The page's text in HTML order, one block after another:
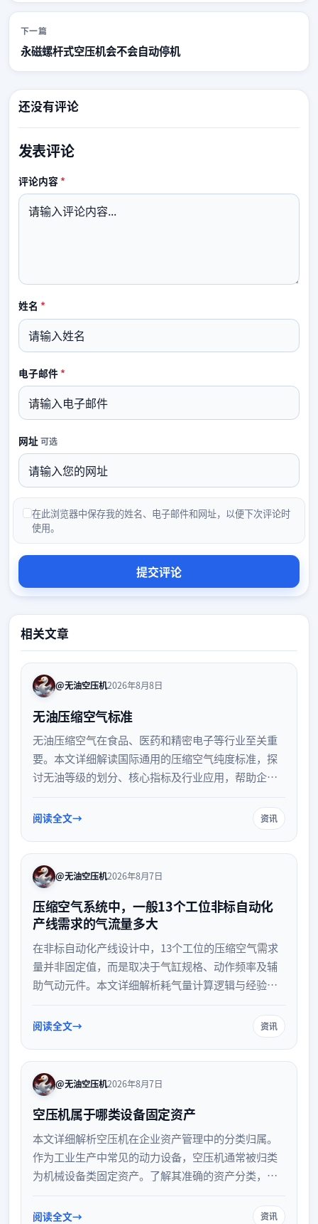
下一篇
永磁螺杆式空压机会不会自动停机
还没有评论
发表评论
评论内容*必填
姓名 *必填
电子邮件*必填
网址 可选
在此浏览器中保存我的姓名、电子邮件和网址，以便下次评论时
使用。
相关文章
@无油空压机2026年8月8日
无油压缩空气标准
无油压缩空气在食品、医药和精密电子等行业至关重
要。本文详细解读国际通用的压缩空气纯度标准，探
讨无油等级的划分、核心指标及行业应用，帮助企业
阅读全文 资讯
@无油空压机2026年8月7日
压缩空气系统中，一般13个工位非标自动化
产线需求的气流量多大
在非标自动化产线设计中，13个工位的压缩空气需求
量并非固定值，而是取决于气缸规格、动作频率及辅
助气动元件。本文详细解析耗气量计算逻辑与经验估
气源系统稳定高效运行。
阅读全文 资讯
@无油空压机2026年8月7日
空压机属于哪类设备固定资产
本文详细解析空压机在企业资产管理中的分类归属。
作为工业生产中常见的动力设备，空压机通常被归类
为机械设备类固定资产。了解其准确的资产分类，有
管理的整体效率与合规性。
阅读全文 资讯